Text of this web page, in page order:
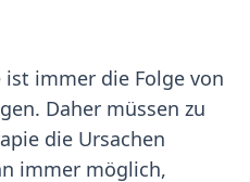
ist immer die Folge von
Daher müssen zu
die Ursachen
immer möglich,